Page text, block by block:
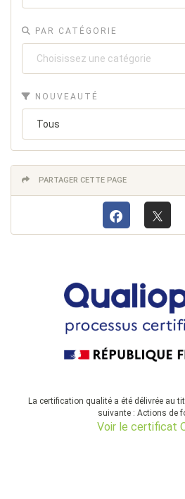
PAR CATÉGORIE
NOUVEAUTÉ
PARTAGER CETTE PAGE
La certification qualité a été délivrée au
suivante : Actions de
Voir le certificat